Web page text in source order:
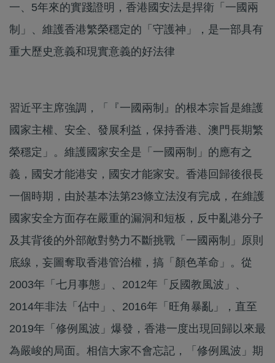
一、5年來的實踐證明，香港國安法是捍衛「一國兩
制」、維護香港繁榮穩定的「守護神」，是一部具有
重大歷史意義和現實意義的好法律
習近平主席強調，「『一國兩制』的根本宗旨是維護
國家主權、安全、發展利益，保持香港、澳門長期繁
榮穩定」。維護國家安全是「一國兩制」的應有之
義，國安才能港安，國安才能家安。香港回歸後很長
一個時期，由於基本法第23條立法沒有完成，在維護
國家安全方面存在嚴重的漏洞和短板，反中亂港分子
及其背後的外部敵對勢力不斷挑戰「一國兩制」原則
底線，妄圖奪取香港管治權，搞「顏色革命」。從
2003年「七月事態」、2012年「反國教風波」、
2014年非法「佔中」、2016年「旺角暴亂」，直至
2019年「修例風波」爆發，香港一度出現回歸以來最
為嚴峻的局面。相信大家不會忘記，「修例風波」期